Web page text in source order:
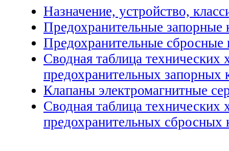
Назначение, устройство,
Предохранительные запорные
Предохранительные
Сводная таблица технических
предохранительных запорных
Клапаны электромагнитные
Сводная таблица технических
предохранительных сбросных